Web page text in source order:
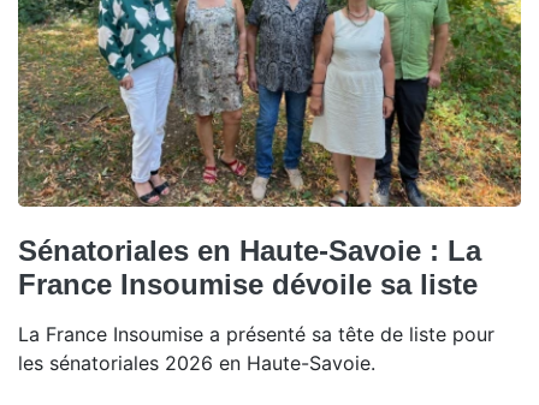
Sénatoriales en Haute-Savoie : La
France Insoumise dévoile sa liste
La France Insoumise a présenté sa tête de liste pour
les sénatoriales 2026 en Haute-Savoie.